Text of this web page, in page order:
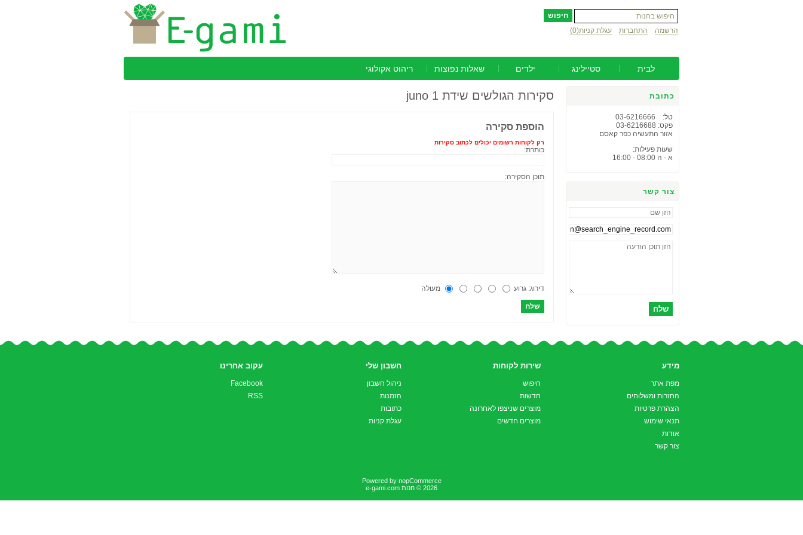
הרשמה התחברות עגלת קניות(0)
לבית סטיילינג ילדים שאלות נפוצות ריהוט אקולוגי
כתובת
טל: 03-6216666
פקס: 03-6216688
אזור התעשיה כפר קאסם
שעות פעילות:
א - ה 08:00 - 16:00
צור קשר
שלח
סקירות הגולשים שידת juno 1
הוספת סקירה
רק לקוחות רשומים יכולים לכתוב סקירות
כותרת:
תוכן הסקירה:
דירוג: גרוע מעולה
מידע
מפת אתר
החזרות ומשלוחים
הצהרת פרטיות
תנאי שימוש
אודות
צור קשר
שירות לקוחות
חיפוש
חדשות
מוצרים שניצפו לאחרונה
מוצרים חדשים
חשבון שלי
ניהול חשבון
הזמנות
כתובות
עגלת קניות
עקוב אחרינו
Facebook
RSS
Powered by nopCommerce
2026 © חנות e-gami.com